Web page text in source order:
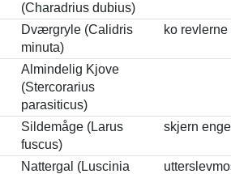
(Charadrius dubius)
Dværgryle (Calidris
minuta)
ko revlerne
Almindelig Kjove
(Stercorarius
parasiticus)
Sildemåge (Larus
fuscus)
skjern enge
Nattergal (Luscinia